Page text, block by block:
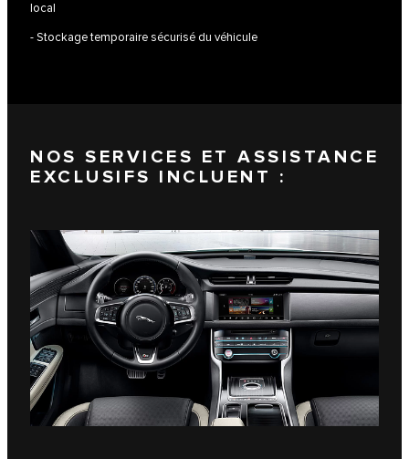
local
- Stockage temporaire sécurisé du véhicule
NOS SERVICES ET ASSISTANCE
EXCLUSIFS INCLUENT :